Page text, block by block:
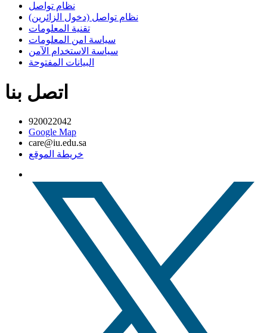
نظام تواصل
نظام تواصل (دخول الزائرين)
تقنية المعلومات
سياسة امن المعلومات
سياسة الاستخدام الآمن
البيانات المفتوحة
اتصل بنا
920022042
Google Map
care@iu.edu.sa
خريطة الموقع